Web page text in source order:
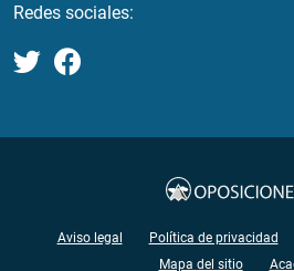
Redes sociales:
Aviso legal Política de privacidad
Mapa del sitio